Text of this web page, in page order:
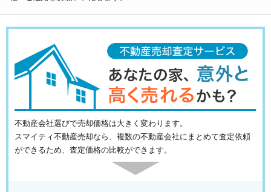
不動産会社選びで売却価格は大きく変わります。
スマイティ不動産売却なら、複数の不動産会社にまとめて査定依頼
ができるため、査定価格の比較ができます。